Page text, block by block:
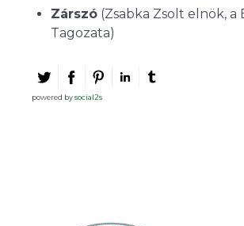
Zárszó (Zsabka Zsolt elnök, a
Tagozata)
powered bysocial2s